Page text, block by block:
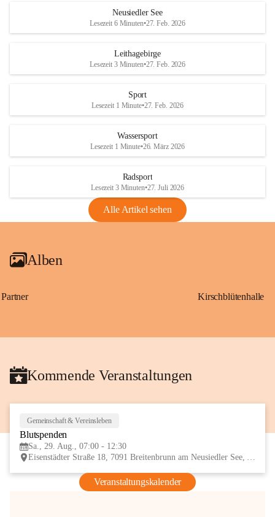
S
und den daraus folgenden wirtschaftlichen
Maßnahmen zur Bekämpfung
Rebe und der Amerikanischen
Anhang VBl. EU Nr. 18
1 Seite•1,4 MB
VBl. EU Nr. 18_2026
r
S
Neusiedler See
Lesezeit 6 Minuten•27. Feb. 2026
Leithagebirge
Lesezeit 3 Minuten•27. Feb. 2026
Sport
Lesezeit 1 Minute•27. Feb. 2026
Wassersport
Lesezeit 1 Minute•26. März 2026
Radsport
Lesezeit 3 Minuten•27. Juli 2026
Alle Artikel sehen
Alben
Partner Kirschblütenhalle
Kommende Veranstaltungen
Gemeinschaft & Vereinsleben
Blutspenden
Sa., 29. Aug., 07:00 - 12:30
Eisenstädter Straße 18, 7091 Breitenbrunn am Neusiedler See, AUT
Veranstaltungskalender